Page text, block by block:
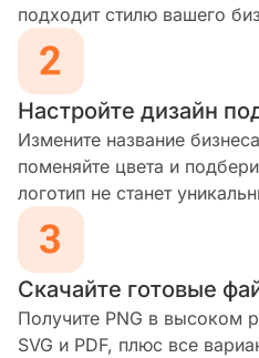
подходит стилю вашего
Настройте дизайн
Измените название
поменяйте цвета и
логотип не станет
Скачайте готовые
Получите PNG в высоком
SVG и PDF, плюс все